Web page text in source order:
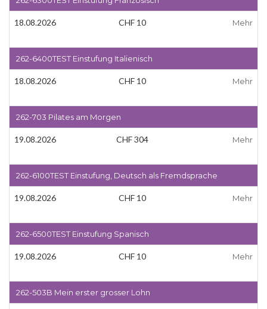
18.08.2026 CHF 10 Mehr
262-6400TEST Einstufung Italienisch
18.08.2026 CHF 10 Mehr
262-703 Pilates am Morgen
19.08.2026 CHF 304 Mehr
262-6100TEST Einstufung, Deutsch als Fremdsprache
19.08.2026 CHF 10 Mehr
262-6500TEST Einstufung Spanisch
19.08.2026 CHF 10 Mehr
262-503B Mein erster grosser Lohn